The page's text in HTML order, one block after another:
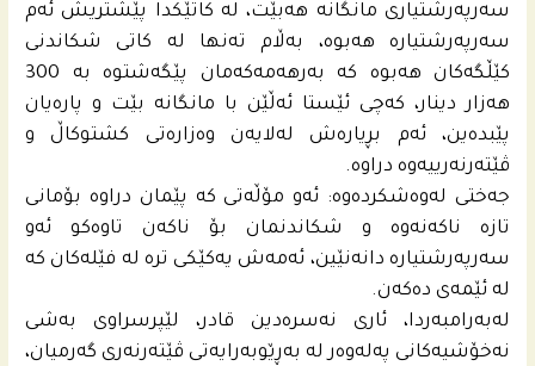
سه‌رپه‌رشتیارى مانگانه‌ هه‌بێت، له‌ كاتێكدا پێشتریش ئه‌م
سه‌رپه‌رشتیارە هه‌بوه‌، به‌ڵام ته‌نها له‌ كاتى شكاندنى
كێڵگه‌كان هه‌بوه‌ كه‌ به‌رهه‌مه‌كه‌مان پێگه‌شتوه‌ به‌ 300
هه‌زار دینار، كه‌چى ئێستا ئه‌ڵێن با مانگانه‌ بێت و پاره‌یان
پێبده‌ین، ئه‌م بڕیاره‌ش له‌لایه‌ن وه‌زاره‌تى كشتوكاڵ و
ڤێته‌رنه‌رییه‌وه‌ دراوه‌.
جه‌ختى له‌وه‌شكرده‌وه‌: ئه‌و مۆڵه‌تى كه‌ پێمان دراوه‌ بۆمانى
تازه‌ ناكه‌نه‌وه‌ و شكاندنمان بۆ ناكه‌ن تاوه‌كو ئه‌و
سه‌رپه‌رشتیاره‌ دانه‌نێین، ئه‌مه‌ش یه‌كێكى تره‌ له‌ فێله‌كان كه‌
له‌ ئێمه‌ى ده‌كه‌ن.
له‌به‌رامبه‌ردا، ئارى نه‌سره‌دین قادر، لێپرسراوى به‌شى
نه‌خۆشیه‌كانى په‌له‌وه‌ر له‌ به‌ڕێوبه‌رایه‌تى ڤێته‌رنه‌رى گه‌رمیان،